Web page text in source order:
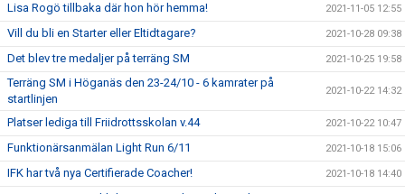
Lisa Rogö tillbaka där hon hör hemma! 2021-11-05 12:55
Vill du bli en Starter eller Eltidtagare? 2021-10-28 09:38
Det blev tre medaljer på terräng SM 2021-10-25 19:58
Terräng SM i Höganäs den 23-24/10 - 6 kamrater på
startlinjen
2021-10-22 14:32
Platser lediga till Friidrottsskolan v.44 2021-10-22 10:47
Funktionärsanmälan Light Run 6/11 2021-10-18 15:06
IFK har två nya Certifierade Coacher! 2021-10-18 14:40